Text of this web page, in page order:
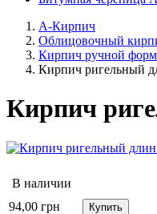
А-Кирпич
Облицовочный
Кирпич ручной
Кирпич ригельный
Кирпич
В наличии
94,00 грн
Купить